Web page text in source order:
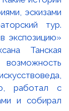
эскизами
тур.
экспозицию»
Танская
работал с
и собирал